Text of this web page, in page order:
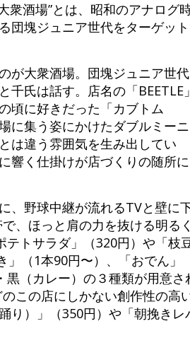
衆酒場”とは、昭和のアナログ
団塊ジュニア世代をターゲット
が大衆酒場。団塊ジュニア世代
氏は話す。店名の「BEETLE」
頃に好きだった「カブトム
に集う姿にかけたダブルミーニ
は違う雰囲気を生み出してい
響く仕掛けが店づくりの随所に
、野球中継が流れるTVと壁に
、ほっと肩の力を抜ける明るく
テトサラダ」（320円）や「枝
（1本90円〜）、「おでん」
黒（カレー）の３種類が用意さ
この店にしかない創作性の高
り）」（350円）や「朝挽きレ